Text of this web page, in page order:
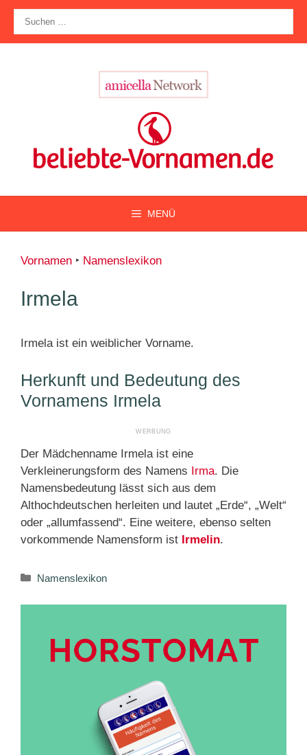
Zum
Inhalt
springen
nach:
MENÜ
Vornamen ‣ Namenslexikon
Irmela
Irmela ist ein weiblicher Vorname.
Herkunft und Bedeutung des
Vornamens Irmela
Der Mädchenname Irmela ist eine
Verkleinerungsform des Namens Irma. Die
Namensbedeutung lässt sich aus dem
Althochdeutschen herleiten und lautet „Erde“, „Welt“
oder „allumfassend“. Eine weitere, ebenso selten
vorkommende Namensform ist Irmelin.
Kategorien
Namenslexikon